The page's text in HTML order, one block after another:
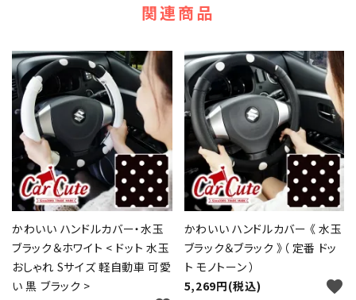
関連商品
かわいい ハンドルカバー・水玉
ブラック＆ホワイト < ドット 水玉
おしゃれ Sサイズ 軽自動車 可愛
い 黒 ブラック >
かわいい ハンドルカバー 《 水玉
ブラック＆ブラック 》（ 定番 ドッ
ト モノトーン ）
5,269円(税込)
favorite